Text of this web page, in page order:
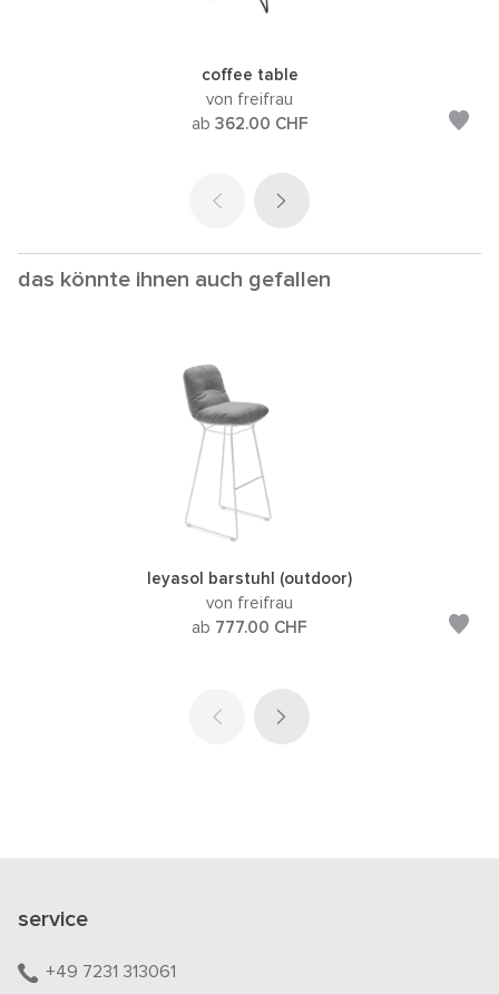
coffee table
von freifrau
ab 362.00 CHF
das könnte ihnen auch gefallen
leyasol barstuhl (outdoor)
von freifrau
ab 777.00 CHF
service
+49 7231 313061